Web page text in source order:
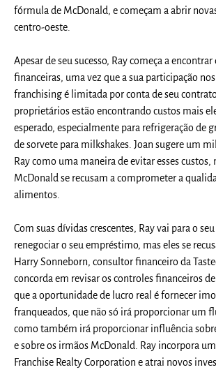
fórmula de McDonald, e começam a abrir
centro-oeste.
Apesar de seu sucesso, Ray começa a
financeiras, uma vez que a sua participação
franchising é limitada por conta de seu
proprietários estão encontrando custos mais
esperado, especialmente para refrigeração de
de sorvete para milkshakes. Joan sugere um
Ray como uma maneira de evitar esses custos,
McDonald se recusam a comprometer a
alimentos.
Com suas dívidas crescentes, Ray vai para o
renegociar o seu empréstimo, mas eles se
Harry Sonneborn, consultor financeiro da
concorda em revisar os controles financeiros de
que a oportunidade de lucro real é fornecer
franqueados, que não só irá proporcionar um
como também irá proporcionar influência
e sobre os irmãos McDonald. Ray incorpora
Franchise Realty Corporation e atrai novos